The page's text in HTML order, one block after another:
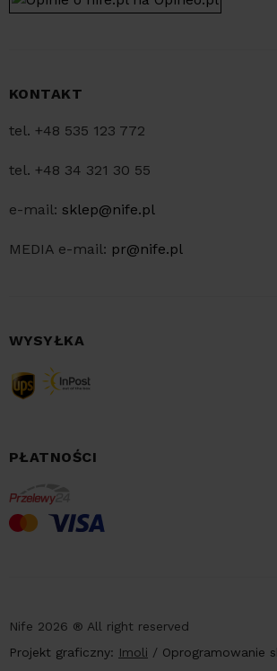
KONTAKT
tel. +48 535 123 772
tel. +48 34 321 30 55
e-mail: sklep@nife.pl
MEDIA e-mail: pr@nife.pl
WYSYŁKA
PŁATNOŚCI
Nife 2026 ® All right reserved
Projekt graficzny: Imoli / Oprogramowanie